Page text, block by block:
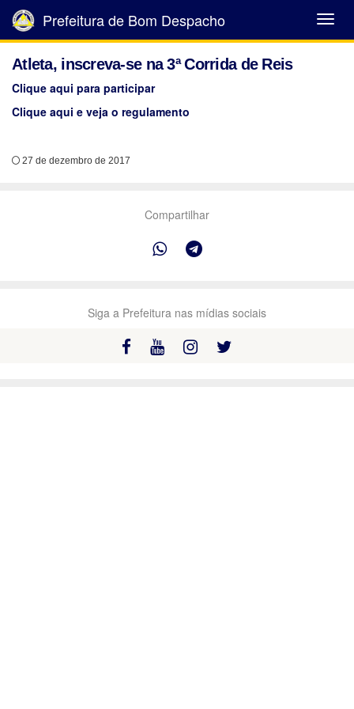
Abrir
Menu
Prefeitura de Bom Despacho
Atleta, inscreva-se na 3ª Corrida de Reis
Clique aqui para participar
Clique aqui e veja o regulamento
27 de dezembro de 2017
Compartilhar
Siga a Prefeitura nas mídias sociais